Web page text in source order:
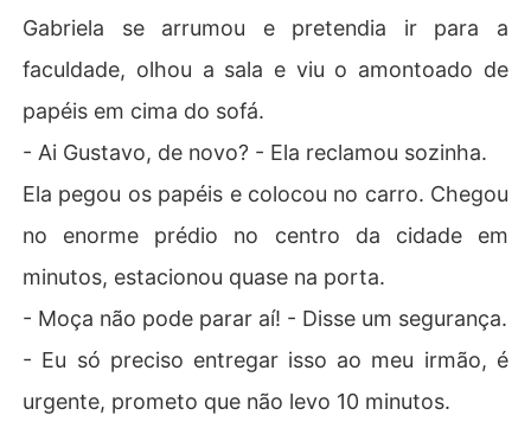
Gabriela se arrumou e pretendia ir para a
faculdade, olhou a sala e viu o amontoado de
papéis em cima do sofá.
- Ai Gustavo, de novo? - Ela reclamou sozinha.
Ela pegou os papéis e colocou no carro. Chegou
no enorme prédio no centro da cidade em
minutos, estacionou quase na porta.
- Moça não pode parar aí! - Disse um segurança.
- Eu só preciso entregar isso ao meu irmão, é
urgente, prometo que não levo 10 minutos.